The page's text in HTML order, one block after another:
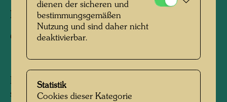
Fotograf:Atelier Kühnel
Copyright:Hundertwasser Archiv
Friedrich Stowasser fotografiert anlässlich
seiner Erstkommunion im Jahr 1937.
dienen der sicheren und
bestimmungsgemäßen
Nutzung und sind daher nicht
deaktivierbar.
Statistik
Cookies dieser Kategorie